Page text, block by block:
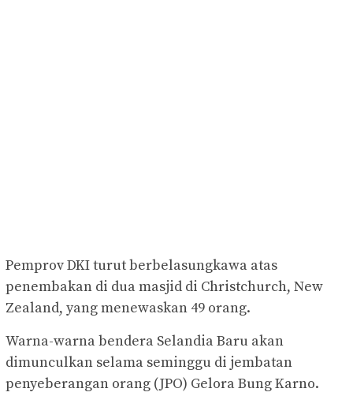
Pemprov DKI turut berbelasungkawa atas
penembakan di dua masjid di Christchurch, New
Zealand, yang menewaskan 49 orang.
Warna-warna bendera Selandia Baru akan
dimunculkan selama seminggu di jembatan
penyeberangan orang (JPO) Gelora Bung Karno.